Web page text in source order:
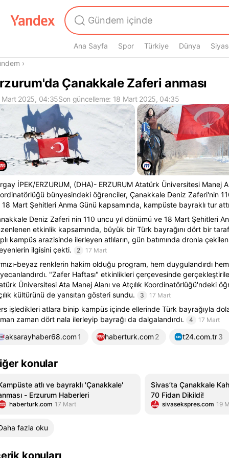
Ana Sayfa Spor Türkiye Dünya
›
Çanakkale Zaferi anması
Mart 2025, 04:35Son güncelleme: 18 Mart 2025, 04:35
İPEK/ERZURUM, (DHA)- ERZURUM Atatürk Üniversitesi Manej
bünyesindeki öğrenciler, Çanakkale Deniz Zaferi'nin
18 Mart Şehitleri Anma Günü kapsamında, kampüste bayraklı tur
Deniz Zaferi nin 110 uncu yıl dönümü ve 18 Mart Şehitleri
etkinlik kapsamında, büyük bir Türk bayrağını dört bir
kampüs arazisinde ilerleyen atlıların, gün batımında dronla
ilgisini çekti.
2 17 Mart
beyaz renklerin hakim olduğu program, hem duygulandırdı
"Zafer Haftası" etkinlikleri çerçevesinde
Üniversitesi Ata Manej Alanı ve Atçılık Koordinatörlüğü'ndeki
kültürünü de yansıtan gösteri sundu.
3 17 Mart
işledikleri atlara binip kampüs içinde ellerinde Türk bayrağıyla
zaman dört nala ilerleyip bayrağı da dalgalandırdı.
4 17 Mart
aksarayhaber68.com 1 haberturk.com 2 t24.com.tr3
konular
atlı ve bayraklı 'Çanakkale'
- Erzurum Haberleri
haberturk.com 17 Mart
Sivas’ta Çanakkale
70 Fidan Dikildi!
sivasekspres.com 19
fazla oku
konuları